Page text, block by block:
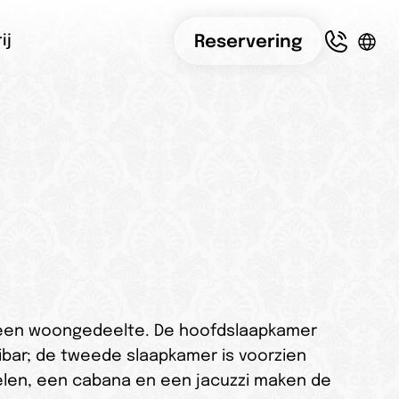
woongedeelte. De hoofdslaapkamer
de tweede slaapkamer is voorzien
een cabana en een jacuzzi maken de
Reservering